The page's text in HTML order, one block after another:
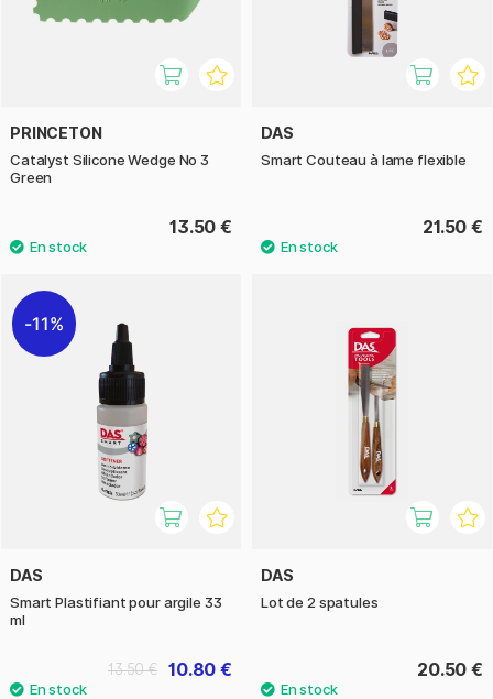
PRINCETON
Catalyst Silicone Wedge No 3
Green
13.50 €
DAS
Smart Couteau à lame flexible
21.50 €
11%
DAS
Smart Plastifiant pour argile 33
ml
10.80 €
13.50 €
DAS
Lot de 2 spatules
20.50 €